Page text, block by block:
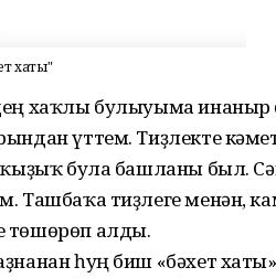
хаты"
хаҡлы булыуыма инаныр
үттем. Тиҙлекте
була башланы был.
Ташбаҡа тиҙлеге менән,
төшөрөп алды.
һуң биш «бәхет